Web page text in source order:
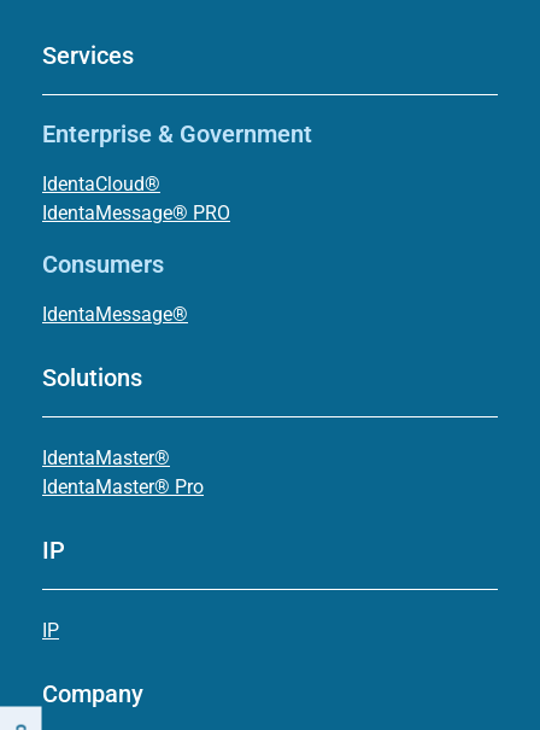
Services
Enterprise & Government
IdentaCloud®
IdentaMessage® PRO
Consumers
IdentaMessage®
Solutions
IdentaMaster®
IdentaMaster® Pro
IP
IP
Company